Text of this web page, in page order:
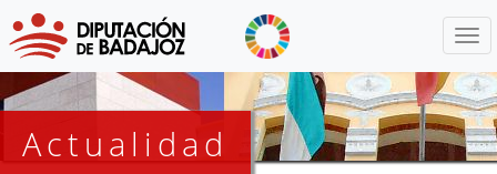
Actualidad